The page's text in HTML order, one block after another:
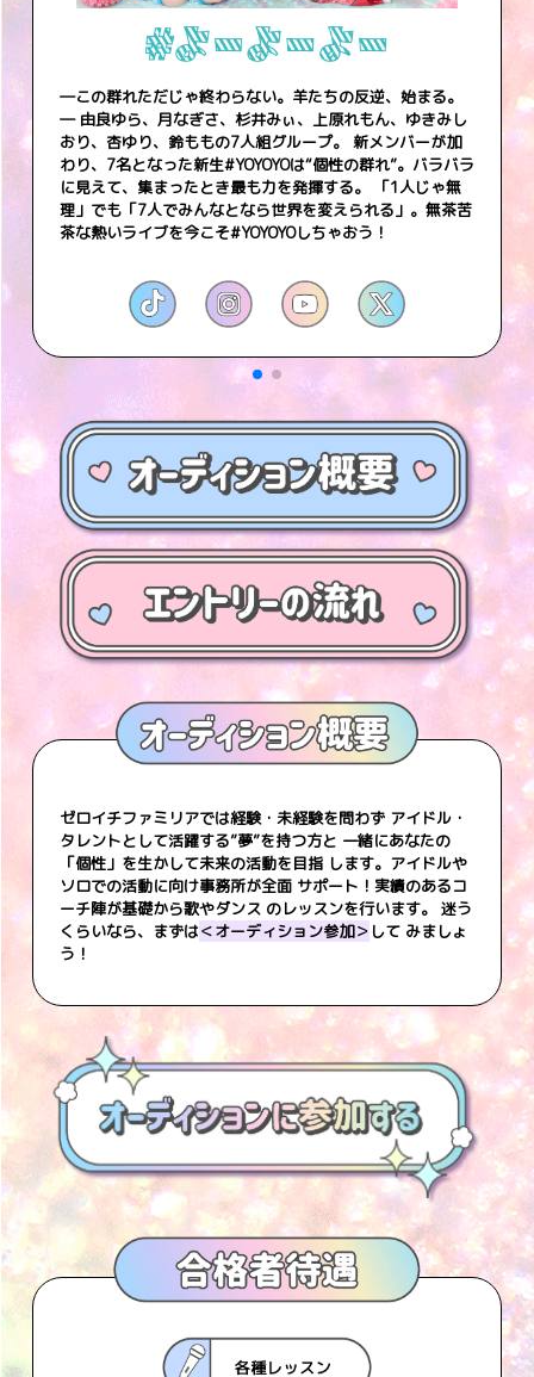
―この群れただじゃ終わらない。羊たちの反逆、始まる。
― 由良ゆら、月なぎさ、杉井みぃ、上原れもん、ゆきみし
おり、杏ゆり、鈴ももの7人組グループ。 新メンバーが加
わり、7名となった新生#YOYOYOは“個性の群れ”。バラバラ
に見えて、集まったとき最も力を発揮する。 「1人じゃ無
理」でも「7人でみんなとなら世界を変えられる」。無茶苦
茶な熱いライブを今こそ#YOYOYOしちゃおう！
ゼロイチファミリアでは経験・未経験を問わず アイドル・
タレントとして活躍する”夢”を持つ方と 一緒にあなたの
「個性」を生かして未来の活動を目指 します。アイドルや
ソロでの活動に向け事務所が全面 サポート！実績のあるコ
ーチ陣が基礎から歌やダンス のレッスンを行います。 迷う
くらいなら、まずは＜オーディション参加＞ して みましょ
う！